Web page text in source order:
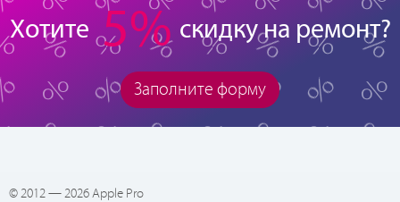
Хотите 5% скидку на ремонт?
Заполните форму
© 2012 — 2026 Apple Pro